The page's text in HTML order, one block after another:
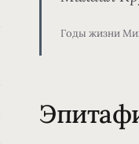
Годы жизни